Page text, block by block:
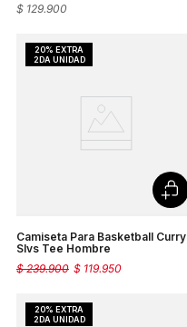
$ 129.900
Camiseta Para Basketball Curry
Slvs Tee Hombre
$ 119.950
$ 239.900